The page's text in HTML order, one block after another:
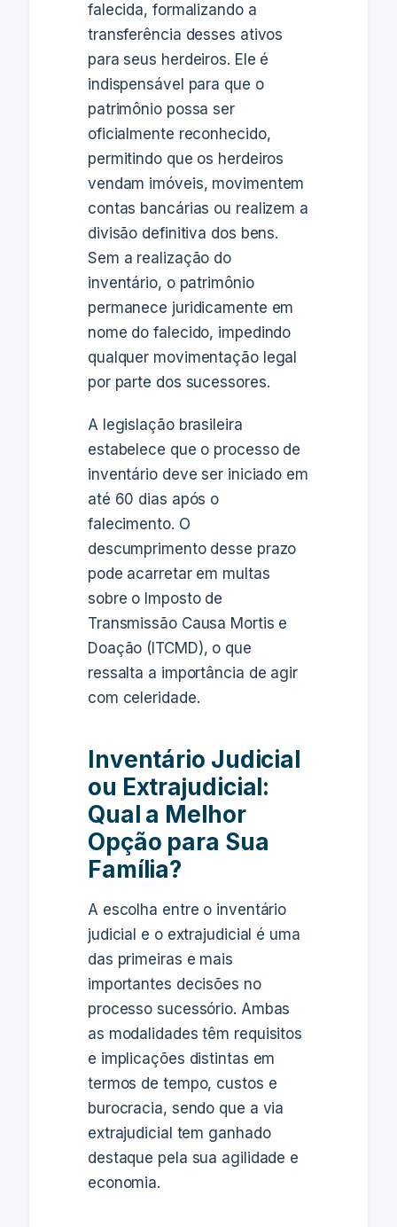
falecida, formalizando a
transferência desses ativos
para seus herdeiros. Ele é
indispensável para que o
patrimônio possa ser
oficialmente reconhecido,
permitindo que os herdeiros
vendam imóveis, movimentem
contas bancárias ou realizem a
divisão definitiva dos bens.
Sem a realização do
inventário, o patrimônio
permanece juridicamente em
nome do falecido, impedindo
qualquer movimentação legal
por parte dos sucessores.
A legislação brasileira
estabelece que o processo de
inventário deve ser iniciado em
até 60 dias após o
falecimento. O
descumprimento desse prazo
pode acarretar em multas
sobre o Imposto de
Transmissão Causa Mortis e
Doação (ITCMD), o que
ressalta a importância de agir
com celeridade.
Inventário Judicial
ou Extrajudicial:
Qual a Melhor
Opção para Sua
Família?
A escolha entre o inventário
judicial e o extrajudicial é uma
das primeiras e mais
importantes decisões no
processo sucessório. Ambas
as modalidades têm requisitos
e implicações distintas em
termos de tempo, custos e
burocracia, sendo que a via
extrajudicial tem ganhado
destaque pela sua agilidade e
economia.